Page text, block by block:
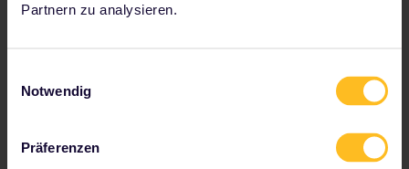
Partnern zu analysieren.
Notwendig
Präferenzen